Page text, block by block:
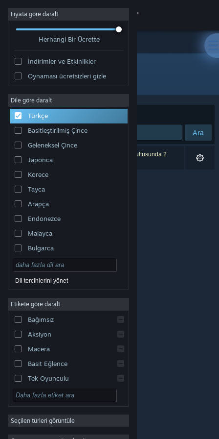
Giriş yap
Hakkında
Destek
Dili değiştir
Steam mobil uygulamasını yükle
Masaüstü internet sitesini görüntüle
© Valve Corporation. Tüm hakları saklıdır. Tüm ticari
markalar, ABD ve diğer ülkelerde ilgili sahiplerinin
mülkiyetindedir.Gizlilik Politikası|Yasal Bilgi|
Erişilebilirlik|Steam Abonelik Sözleşmesi
Çerezler
Fiyata göre daralt
Herhangi Bir Ücrette
İndirimler ve Etkinlikler
Oynaması ücretsizleri gizle
Dile göre daralt
Türkçe
Basitleştirilmiş Çince
Geleneksel Çince
Japonca
Korece
Tayca
Arapça
Endonezce
Malayca
Bulgarca
Çekçe
Danca
Almanca
İngilizce
Kastilya İspanyolcası
Latin Amerika İspanyolcası
Dil tercihlerini yönet
Etikete göre daralt
Bağımsız
Aksiyon
Macera
Basit Eğlence
Tek Oyunculu
Simülasyon
RYO
Strateji
2D
Seçilen türleri görüntüle
Yayıncı: Ignacio Medina
Sırala Uygunluk
Ara
0 sonuç aramanızla eşleşiyor. Tercihleriniz doğrultusunda 2
ürün dâhil edilmedi.